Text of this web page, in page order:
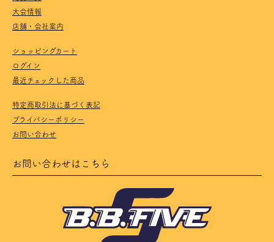
大会情報
店舗・会社案内
ショッピングカート
ログイン
最近チェックした商品
特定商取引法に基づく表記
プライバシーポリシー
お問い合わせ
お問い合わせはこちら